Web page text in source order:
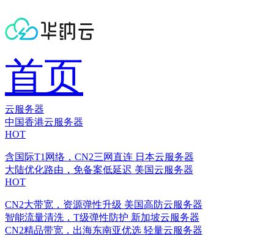
首页
云服务器
中国香港云服务器
HOT
含国际T1网络，CN2三网直连 日本云服务器
大陆优化路由，免备案低延迟 美国云服务器
HOT
CN2大带宽，资源弹性升级 美国高防云服务器
智能流量清洗，T级弹性防护 新加坡云服务器
CN2精品带宽，出海东南亚优选 轻量云服务器